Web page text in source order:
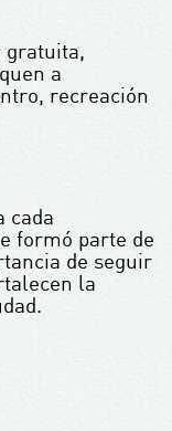
gratuita,
a
recreación
cada
formó parte de
de seguir
la